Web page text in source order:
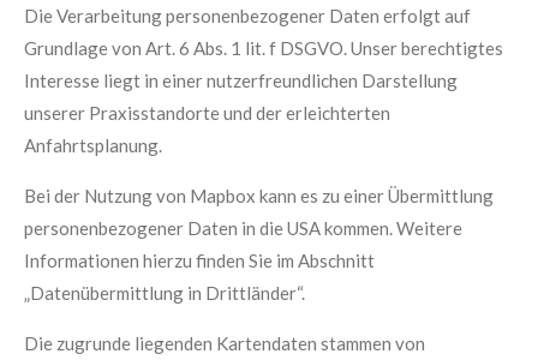
Die Verarbeitung personenbezogener Daten erfolgt auf
Grundlage von Art. 6 Abs. 1 lit. f DSGVO. Unser berechtigtes
Interesse liegt in einer nutzerfreundlichen Darstellung
unserer Praxisstandorte und der erleichterten
Anfahrtsplanung.
Bei der Nutzung von Mapbox kann es zu einer Übermittlung
personenbezogener Daten in die USA kommen. Weitere
Informationen hierzu finden Sie im Abschnitt
„Datenübermittlung in Drittländer“.
Die zugrunde liegenden Kartendaten stammen von